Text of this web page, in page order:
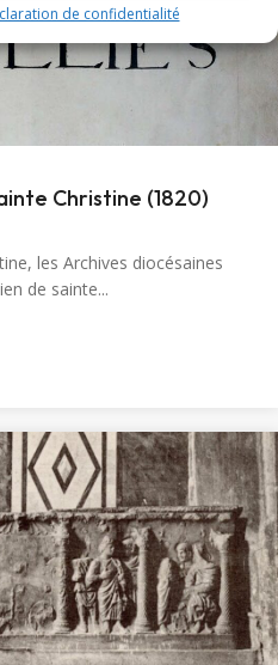
de confidentialité
Christine (1820)
les Archives diocésaines
de sainte...